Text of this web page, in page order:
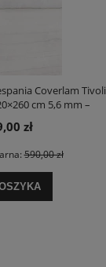
Coverlam Tivoli
cm 5,6 mm –
wielkoformatowa
zł
590,00 zł